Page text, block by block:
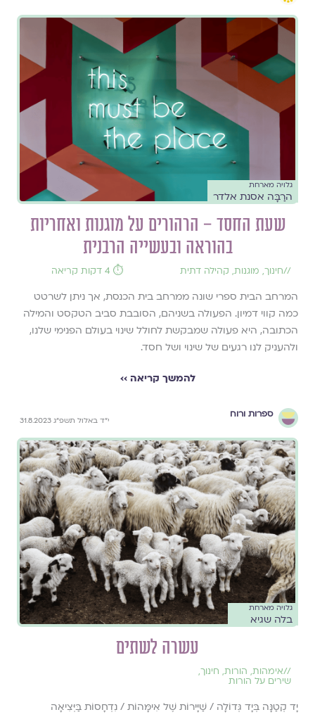
גלויה מארחת
הרַבָּה אסנת אלדר
שעת החסד – הרהורים על מוגנות ואחריות
בהוראה ובעשייה הרבנית
//חינוך, מוגנות, קהילה דתית ⏱️ 4 דקות קריאה
המרחב הבית ספרי שונה ממרחב בית הכנסת, אך ניתן לשרטט
כמה קווי דמיון. הפעולה בשניהם, הסובבת סביב הטקסט והמילה
הכתובה, היא פעולה שמבקשת לחולל שינוי בעולם הפנימי שלנו,
ולהעניק לנו רגעים של שינוי ושל חסד.
להמשך קריאה ››
ספרות ורוח
י״ד באלול תשפ״ג 31.8.2023
גלויה מארחת
בלה שגיא
עשרה לשתים
//אימהות, הורות, חינוך,
שירים על הורות
יָד קְטַנָּה בְּיָד גְּדוֹלָה / שַׁיָּירוֹת שֶׁל אִימָּהוֹת / נִדְחָסוֹת בַּיְּצִיאָה